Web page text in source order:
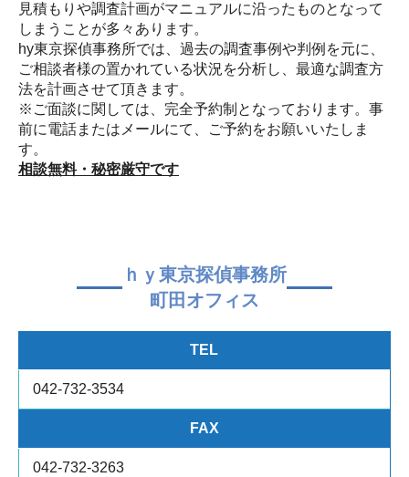
見積もりや調査計画がマニュアルに沿ったものとなって
しまうことが多々あります。
hy東京探偵事務所では、過去の調査事例や判例を元に、
ご相談者様の置かれている状況を分析し、最適な調査方
法を計画させて頂きます。
※ご面談に関しては、完全予約制となっております。事
前に電話またはメールにて、ご予約をお願いいたしま
す。
相談無料・秘密厳守です
ｈｙ東京探偵事務所
町田オフィス
TEL
042-732-3534
FAX
042-732-3263